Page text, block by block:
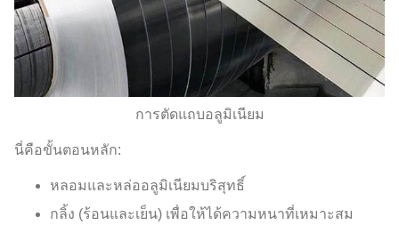
การตัดแถบอลูมิเนียม
นี่คือขั้นตอนหลัก:
หลอมและหล่ออลูมิเนียมบริสุทธิ์
กลิ้ง (ร้อนและเย็น) เพื่อให้ได้ความหนาที่เหมาะสม